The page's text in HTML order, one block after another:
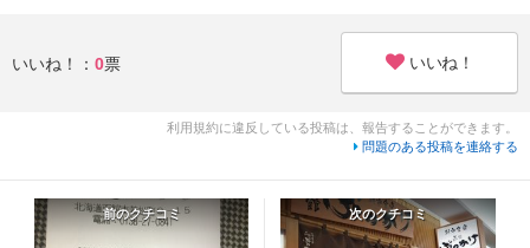
いいね！： 0票 いいね！
利用規約に違反している投稿は、報告することができます。
問題のある投稿を連絡する
前のクチコミ 次のクチコミ